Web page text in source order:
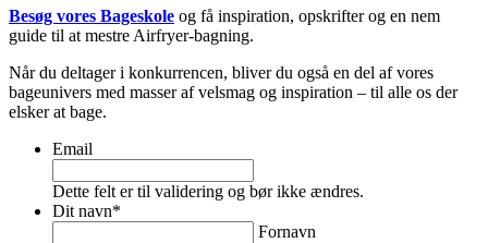
Besøg vores Bageskole og få inspiration, opskrifter og en nem
guide til at mestre Airfryer-bagning.
Når du deltager i konkurrencen, bliver du også en del af vores
bageunivers med masser af velsmag og inspiration – til alle os der
elsker at bage.
Email
Dette felt er til validering og bør ikke ændres.
Dit navn*
Fornavn